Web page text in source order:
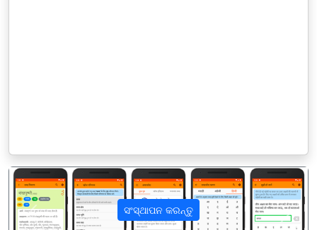
ସଂସ୍ଥାପନ କରନ୍ତୁ
पिछला अगला